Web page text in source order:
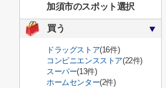
加須市のスポット選択
買う
ドラッグストア(16件)
コンビニエンスストア(22件)
スーパー(13件)
ホームセンター(2件)